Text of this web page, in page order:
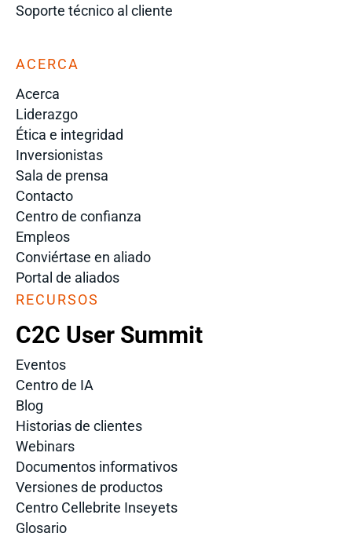
Soporte técnico al cliente
ACERCA
Acerca
Liderazgo
Ética e integridad
Inversionistas
Sala de prensa
Contacto
Centro de confianza
Empleos
Conviértase en aliado
Portal de aliados
RECURSOS
C2C User Summit
Eventos
Centro de IA
Blog
Historias de clientes
Webinars
Documentos informativos
Versiones de productos
Centro Cellebrite Inseyets
Glosario